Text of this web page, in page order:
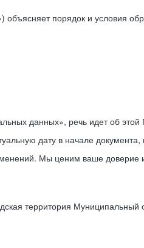
порядок и условия
данных», речь идет об этой
дату в начале документа,
Мы ценим ваше доверие
территория Муниципальный